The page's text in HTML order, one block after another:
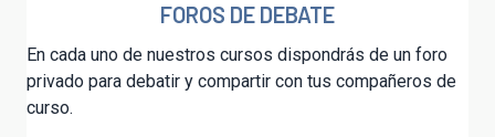
FOROS DE DEBATE
En cada uno de nuestros cursos dispondrás de un foro
privado para debatir y compartir con tus compañeros de
curso.